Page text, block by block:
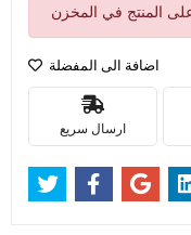
على المنتج في المخزن
اضافة الى المفضلة
ارسال سريع